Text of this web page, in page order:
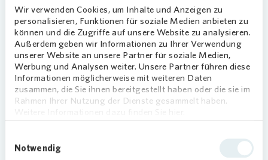
Wir verwenden Cookies, um Inhalte und Anzeigen zu
personalisieren, Funktionen für soziale Medien anbieten zu
können und die Zugriffe auf unsere Website zu analysieren.
Außerdem geben wir Informationen zu Ihrer Verwendung
unserer Website an unsere Partner für soziale Medien,
Werbung und Analysen weiter. Unsere Partner führen diese
Informationen möglicherweise mit weiteren Daten
zusammen, die Sie ihnen bereitgestellt haben oder die sie im
Rahmen Ihrer Nutzung der Dienste gesammelt haben.
Notwendig
26,5 m 1 Zimmer
Zum Exposé